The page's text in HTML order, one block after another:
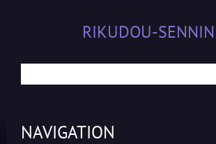
RIKUDOU-
NAVIGATION